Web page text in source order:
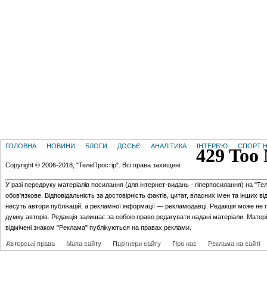
ГОЛОВНА НОВИНИ БЛОГИ ДОСЬЄ АНАЛІТИКА ІНТЕРВ'Ю СПОРТ
Copyright © 2006-2018, "ТелеПростір". Всі права захищені.
У разі передруку матеріалів посилання (для iнтернет-видань - гiперпосилання) на
обов'язкове. Відповідальність за достовірність фактів, цитат, власних імен та інших
несуть автори публікацій, а рекламної інформації — рекламодавці. Редакція може не
думку авторів. Редакція залишає за собою право редагувати надані матеріали.
відмічені знаком "Реклама" публікуються на правах реклами.
Авторські права Мапа сайту Партнери сайту Про нас Реклама на сайті